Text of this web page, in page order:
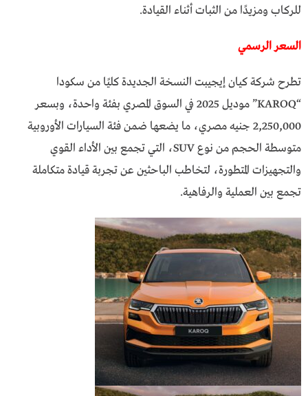
للركاب ومزيدًا من الثبات أثناء القيادة.
السعر الرسمي
تطرح شركة كيان إيجيبت النسخة الجديدة كليًا من سكودا
“KAROQ” موديل 2025 في السوق المصري بفئة واحدة، وبسعر
2,250,000 جنيه مصري، ما يضعها ضمن فئة السيارات الأوروبية
متوسطة الحجم من نوع SUV، التي تجمع بين الأداء القوي
والتجهيزات المتطورة، لتخاطب الباحثين عن تجربة قيادة متكاملة
تجمع بين العملية والرفاهية.